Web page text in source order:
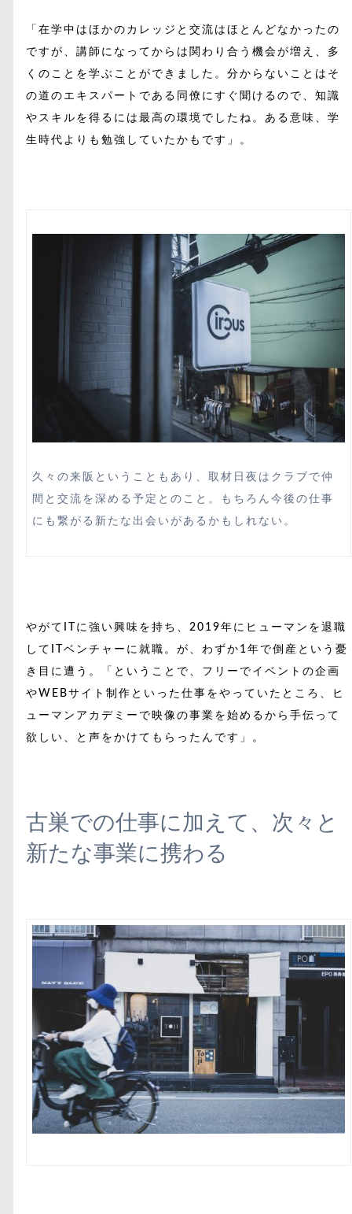
「在学中はほかのカレッジと交流はほとんどなかったの
ですが、講師になってからは関わり合う機会が増え、多
くのことを学ぶことができました。分からないことはそ
の道のエキスパートである同僚にすぐ聞けるので、知識
やスキルを得るには最高の環境でしたね。ある意味、学
生時代よりも勉強していたかもです」。
久々の来阪ということもあり、取材日夜はクラブで仲
間と交流を深める予定とのこと。もちろん今後の仕事
にも繋がる新たな出会いがあるかもしれない。
やがてITに強い興味を持ち、2019年にヒューマンを退職
してITベンチャーに就職。が、わずか1年で倒産という憂
き目に遭う。「ということで、フリーでイベントの企画
やWEBサイト制作といった仕事をやっていたところ、ヒ
ューマンアカデミーで映像の事業を始めるから手伝って
欲しい、と声をかけてもらったんです」。
古巣での仕事に加えて、次々と
新たな事業に携わる